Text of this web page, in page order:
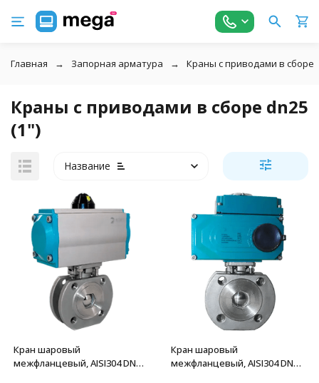
Главная Запорная арматура Краны с приводами в сборе
Краны с приводами в сборе dn25
(1")
Название
Кран шаровый
межфланцевый, AISI304 DN25
Кран шаровый
межфланцевый, AISI304 DN25